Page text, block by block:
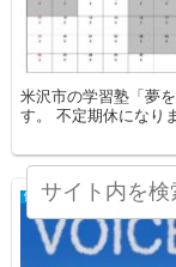
米沢市の学習塾「夢
す。 不定期休になり
情報